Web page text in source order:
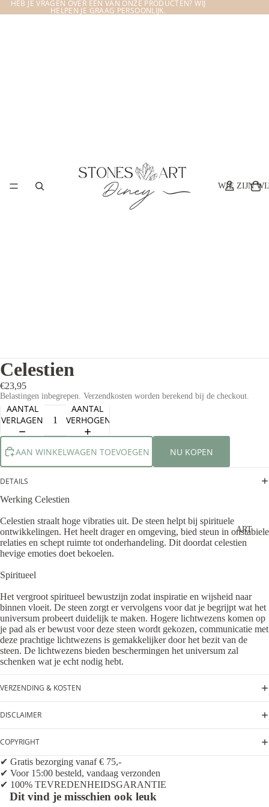
HEB JE VRAGEN OVER EEN VAN ONZE PRODUCTEN? WIJ
HELPEN JE GRAAG PERSOONLIJK.
WIE ZIJN
ART
Celestien
€23,95
Belastingen inbegrepen. Verzendkosten worden berekend bij de checkout.
AANTAL
VERLAGEN
AANTAL
VERHOGEN
AAN WINKELWAGEN TOEVOEGEN NU KOPEN
DETAILS
Werking Celestien
Celestien straalt hoge vibraties uit. De steen helpt bij spirituele
ontwikkelingen. Het heelt drager en omgeving, bied steun in onstabiele
relaties en schept ruimte tot onderhandeling. Dit doordat celestien
hevige emoties doet bekoelen.
Spiritueel
Het vergroot spiritueel bewustzijn zodat inspiratie en wijsheid naar
binnen vloeit. De steen zorgt er vervolgens voor dat je begrijpt wat het
universum probeert duidelijk te maken. Hogere lichtwezens komen op
je pad als er bewust voor deze steen wordt gekozen, communicatie met
deze prachtige lichtwezens is gemakkelijker door het bezit van de
steen. De lichtwezens bieden beschermingen het universum zal
schenken wat je echt nodig hebt.
VERZENDING & KOSTEN
DISCLAIMER
COPYRIGHT
✔ Gratis bezorging vanaf € 75,-
✔ Voor 15:00 besteld, vandaag verzonden
✔ 100% TEVREDENHEIDSGARANTIE
Dit vind je misschien ook leuk